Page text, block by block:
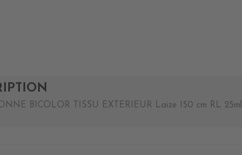
BICOLOR TISSU EXTERIEUR Laize 150 cm RL 25ml